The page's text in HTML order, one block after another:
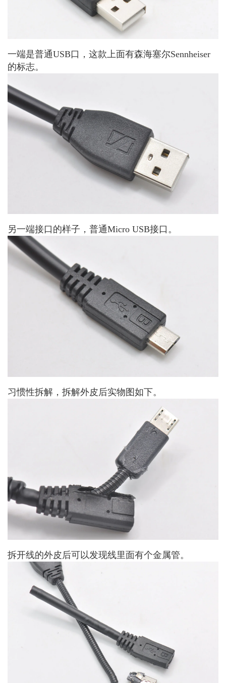
一端是普通USB口，这款上面有森海塞尔Sennheiser
的标志。
另一端接口的样子，普通Micro USB接口。
习惯性拆解，拆解外皮后实物图如下。
拆开线的外皮后可以发现线里面有个金属管。